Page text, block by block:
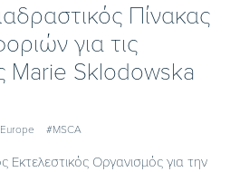
Πίνακας
για τις
Marie Sklodowska
#MSCA
Εκτελεστικός Οργανισμός για την